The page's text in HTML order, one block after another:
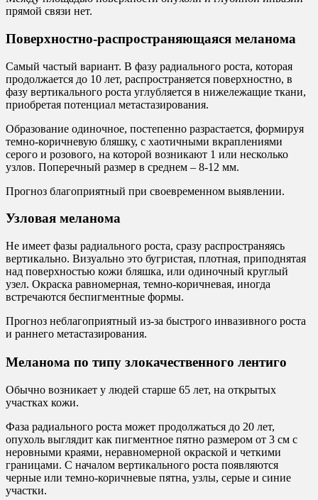
прямой связи нет.
Поверхностно-распространяющаяся меланома
Самый частый вариант. В фазу радиального роста, которая
продолжается до 10 лет, распространяется поверхностно, в
фазу вертикального роста углубляется в нижележащие ткани,
приобретая потенциал метастазирования.
Образование одиночное, постепенно разрастается, формируя
темно-коричневую бляшку, с хаотичными вкраплениями
серого и розового, на которой возникают 1 или несколько
узлов. Поперечный размер в среднем – 8-12 мм.
Прогноз благоприятный при своевременном выявлении.
Узловая меланома
Не имеет фазы радиального роста, сразу распространяясь
вертикально. Визуально это бугристая, плотная, приподнятая
над поверхностью кожи бляшка, или одиночный круглый
узел. Окраска равномерная, темно-коричневая, иногда
встречаются беспигментные формы.
Прогноз неблагоприятный из-за быстрого инвазивного роста
и раннего метастазирования.
Меланома по типу злокачественного лентиго
Обычно возникает у людей старше 65 лет, на открытых
участках кожи.
Фаза радиального роста может продолжаться до 20 лет,
опухоль выглядит как пигментное пятно размером от 3 см с
неровными краями, неравномерной окраской и четкими
границами. С началом вертикального роста появляются
черные или темно-коричневые пятна, узлы, серые и синие
участки.